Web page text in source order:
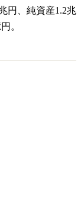
円、純資産1.2兆
。